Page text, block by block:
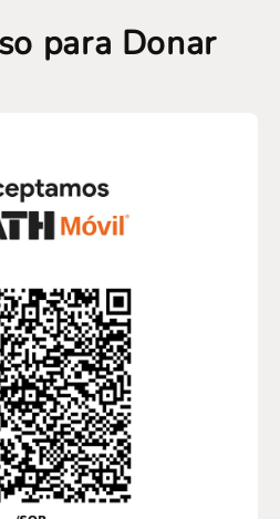
para Donar